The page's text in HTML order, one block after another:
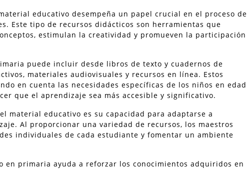
educativo desempeña un papel crucial en el proceso de
Este tipo de recursos didácticos son herramientas que
estimulan la creatividad y promueven la participación
puede incluir desde libros de texto y cuadernos de
materiales audiovisuales y recursos en línea. Estos
en cuenta las necesidades específicas de los niños en edad
que el aprendizaje sea más accesible y significativo.
material educativo es su capacidad para adaptarse a
Al proporcionar una variedad de recursos, los maestros
individuales de cada estudiante y fomentar un ambiente
en primaria ayuda a reforzar los conocimientos adquiridos en